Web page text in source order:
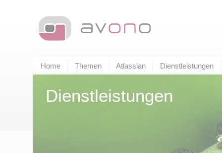
Home Themen Atlassian Dienstleistungen
Dienstleistungen